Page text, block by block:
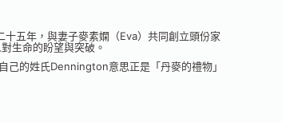
五年，與妻子麥素嫻（Eva）共同創立頭份家
生命的盼望與突破。
己的姓氏Dennington意思正是「丹麥的禮物」